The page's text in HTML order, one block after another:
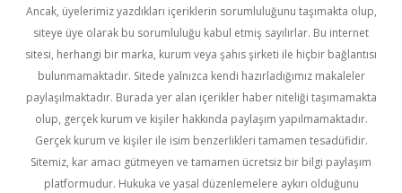
Ancak, üyelerimiz yazdıkları içeriklerin sorumluluğunu taşımakta olup,
siteye üye olarak bu sorumluluğu kabul etmiş sayılırlar. Bu internet
sitesi, herhangi bir marka, kurum veya şahıs şirketi ile hiçbir bağlantısı
bulunmamaktadır. Sitede yalnızca kendi hazırladığımız makaleler
paylaşılmaktadır. Burada yer alan içerikler haber niteliği taşımamakta
olup, gerçek kurum ve kişiler hakkında paylaşım yapılmamaktadır.
Gerçek kurum ve kişiler ile isim benzerlikleri tamamen tesadüfidir.
Sitemiz, kar amacı gütmeyen ve tamamen ücretsiz bir bilgi paylaşım
platformudur. Hukuka ve yasal düzenlemelere aykırı olduğunu